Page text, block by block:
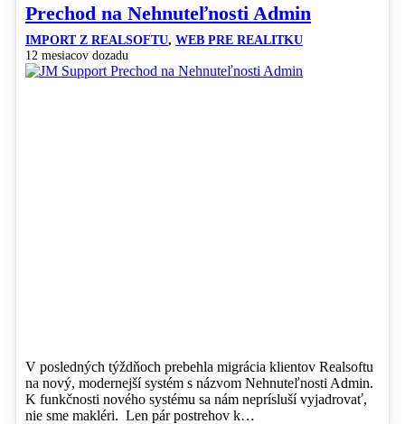
Prechod na Nehnuteľnosti Admin
IMPORT Z REALSOFTU, WEB PRE REALITKU
12 mesiacov dozadu
V posledných týždňoch prebehla migrácia klientov Realsoftu
na nový, modernejší systém s názvom Nehnuteľnosti Admin.
K funkčnosti nového systému sa nám neprísluší vyjadrovať,
nie sme makléri. Len pár postrehov k…